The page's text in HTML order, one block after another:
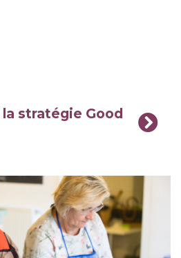
stratégie Good